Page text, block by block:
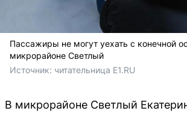
Пассажиры не могут уехать с конечной
микрорайоне Светлый
Источник: читательница E1.RU
В микрорайоне Светлый